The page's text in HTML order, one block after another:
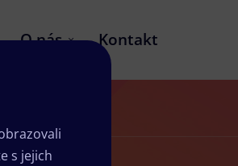
O nás Kontakt
s jejich